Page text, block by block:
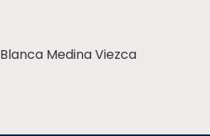
Blanca Medina Viezca